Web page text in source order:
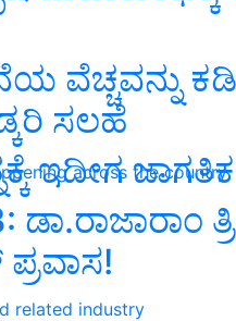
across the country
related industry
ವೆಚ್ಚವನ್ನು
ಸಲಹೆ
ಇದೀಗ
ಪ್ರವಾಸ!